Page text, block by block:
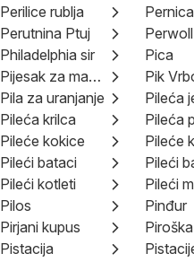
Perilice rublja Pernica
Perutnina Ptuj Perwoll
Philadelphia sir Pica
Pijesak za mačke Pik
Pila za uranjanje Pileća
Pileća krilca Pileća
Pileće kokice Pileće
Pileći bataci Pileći
Pileći kotleti Pileći
Pilos Pinđur
Pirjani kupus Piroška
Pistacija